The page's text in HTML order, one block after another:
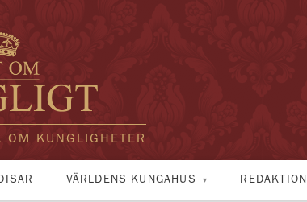
OM KUNGLIGHETER
VÄRLDENS KUNGAHUS REDAKTION